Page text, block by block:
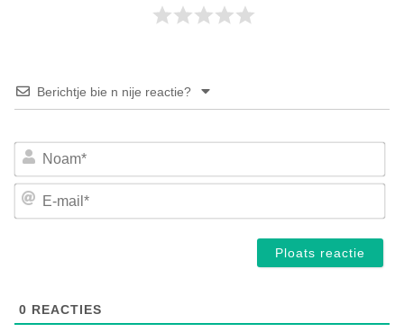
Berichtje bie n nije reactie?
E-
0 REACTIES